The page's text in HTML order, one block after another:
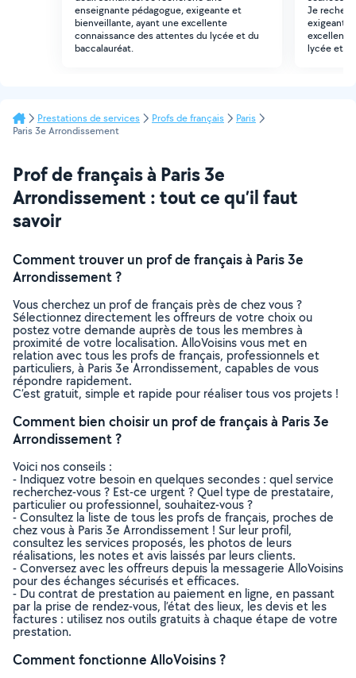
enseignante pédagogue, exigeante et
bienveillante, ayant une excellente
connaissance des attentes du lycée et du
baccalauréat.
Je
exigeante
excellente
lycée et
Prestations de services Profs de français
Paris
Paris 3e Arrondissement
Prof de français à Paris 3e
Arrondissement : tout ce qu’il faut
savoir
Comment trouver un prof de français à Paris 3e
Arrondissement ?
Vous cherchez un prof de français près de chez vous ?
Sélectionnez directement les offreurs de votre choix ou
postez votre demande auprès de tous les membres à
proximité de votre localisation. AlloVoisins vous met en
relation avec tous les profs de français, professionnels et
particuliers, à Paris 3e Arrondissement, capables de vous
répondre rapidement.
C’est gratuit, simple et rapide pour réaliser tous vos projets !
Comment bien choisir un prof de français à Paris 3e
Arrondissement ?
Voici nos conseils :
- Indiquez votre besoin en quelques secondes : quel service
recherchez-vous ? Est-ce urgent ? Quel type de prestataire,
particulier ou professionnel, souhaitez-vous ?
- Consultez la liste de tous les profs de français, proches de
chez vous à Paris 3e Arrondissement ! Sur leur profil,
consultez les services proposés, les photos de leurs
réalisations, les notes et avis laissés par leurs clients.
- Conversez avec les offreurs depuis la messagerie AlloVoisins
pour des échanges sécurisés et efficaces.
- Du contrat de prestation au paiement en ligne, en passant
par la prise de rendez-vous, l’état des lieux, les devis et les
factures : utilisez nos outils gratuits à chaque étape de votre
prestation.
Comment fonctionne AlloVoisins ?